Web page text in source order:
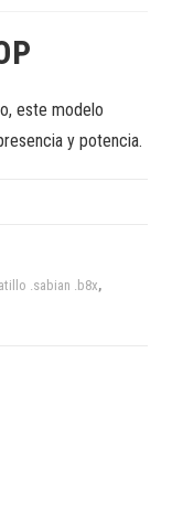
este modelo
y potencia.
.sabian .b8x,